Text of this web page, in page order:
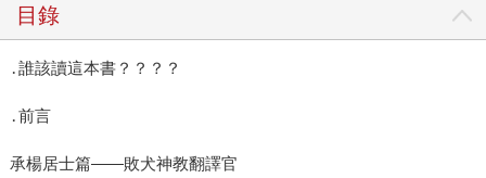
目錄
․誰該讀這本書？？？？
․前言
承楊居士篇——敗犬神教翻譯官